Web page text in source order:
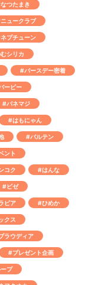
つたまき
ュークラブ
プチューン
シリカ
#バースデー密着
ービー
#パネマジ
#はもにゃん
#バルテン
ント
コク #はんな
#ビゼ
ビア #ひめか
クス
ラウディア
#プレゼント企画
プ